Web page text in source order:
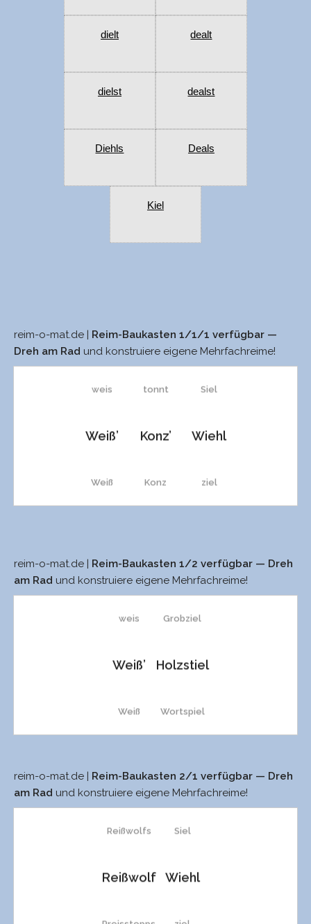
dielt dealt
dielst dealst
Diehls Deals
Kiel
reim-o-mat.de |
Reim-Baukasten 1/1/1 verfügbar —
Dreh am Rad und konstruiere eigene Mehrfachreime!
weis
Weiß’
Weiß
Thais
schweiß
Schweiß
spleiß
tonnt
Konz’
Konz
blond
sonst
sonnst
tonnst
Siel
Wiehl
ziel
triel
Triel
Thiel
stiel
Stil
reim-o-mat.de |
Reim-Baukasten 1/2 verfügbar — Dreh
am Rad und konstruiere eigene Mehrfachreime!
weis
Weiß’
Weiß
Grobziel
Holzstiel
Wortspiel
reim-o-mat.de |
Reim-Baukasten 2/1 verfügbar — Dreh
am Rad und konstruiere eigene Mehrfachreime!
Reißwolfs
Reißwolf
Siel
Wiehl